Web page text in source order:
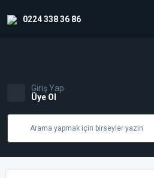
0224 338 36 86
Giriş Yap
Üye Ol